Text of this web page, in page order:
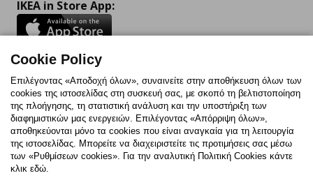
IKEA in Store App:
Follow us:
FacebookInstagram
TikTokYoutubePinterestTwitter
Cookie Policy
Επιλέγοντας «Αποδοχή όλων», συναινείτε στην αποθήκευση όλων των
cookies της ιστοσελίδας στη συσκευή σας, με σκοπό τη βελτιστοποίηση
της πλοήγησης, τη στατιστική ανάλυση και την υποστήριξη των
διαφημιστικών μας ενεργειών. Επιλέγοντας «Απόρριψη όλων»,
αποθηκεύονται μόνο τα cookies που είναι αναγκαία για τη λειτουργία
της ιστοσελίδας. Μπορείτε να διαχειριστείτε τις προτιμήσεις σας μέσω
των «Ρυθμίσεων cookies». Για την αναλυτική Πολιτική Cookies κάντε
κλικ εδώ.